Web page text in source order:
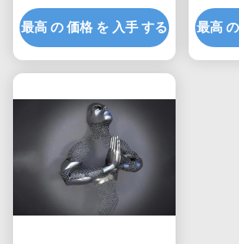
かれた気球
最高 の 価格 を 入手 する
っ
最高